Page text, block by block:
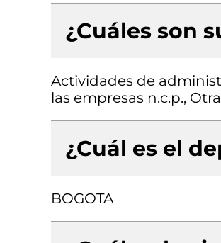
¿Cuáles son
Actividades de
las empresas n.c.p.,
¿Cuál es el
BOGOTA